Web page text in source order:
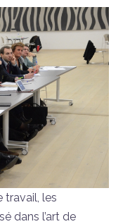
travail, les
dans l’art de